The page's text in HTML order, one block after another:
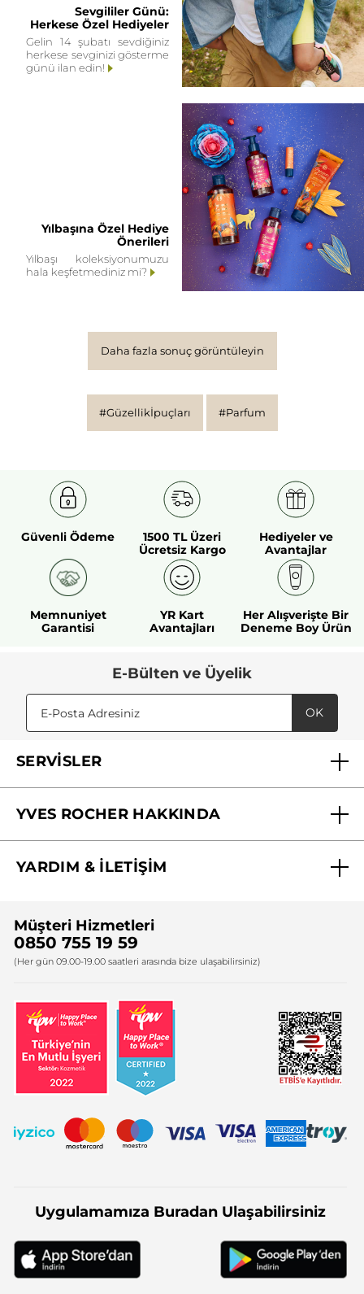
Sevgililer Günü:
Herkese Özel Hediyeler
Gelin 14 şubatı sevdiğiniz
herkese sevginizi gösterme
günü ilan edin!
Yılbaşına Özel Hediye
Önerileri
Yılbaşı koleksiyonumuzu
hala keşfetmediniz mi?
Daha fazla sonuç görüntüleyin
#Güzellikİpuçları #Parfum
Güvenli Ödeme
1500 TL Üzeri
Ücretsiz Kargo
Hediyeler ve
Avantajlar
Memnuniyet
Garantisi
YR Kart
Avantajları
Her Alışverişte Bir
Deneme Boy Ürün
E-Bülten ve Üyelik
OK
SERVİSLER
YVES ROCHER HAKKINDA
Yves Rocher Vakfı
YARDIM & İLETİŞİM
Bize Ulaşın
Firma Bilgileri
Müşteri Hizmetleri
0850 755 19 59
(Her gün 09.00-19.00 saatleri arasında bize ulaşabilirsiniz)
Uygulamamıza Buradan Ulaşabilirsiniz